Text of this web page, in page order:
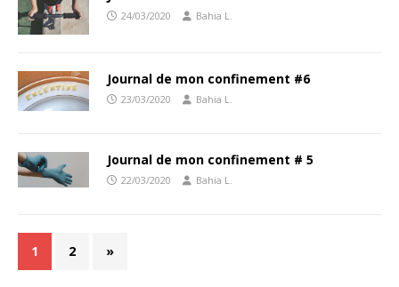
24/03/2020 Bahia L.
Journal de mon confinement #6
23/03/2020 Bahia L.
Journal de mon confinement # 5
22/03/2020 Bahia L.
1 2 »